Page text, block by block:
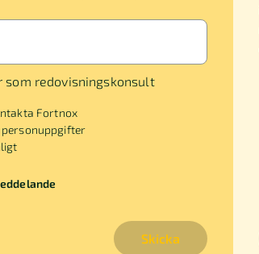
som redovisningskonsult
Fortnox
Skicka